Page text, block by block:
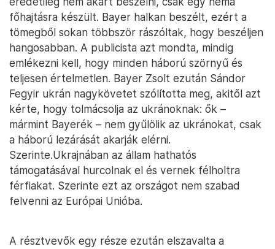
főhajtásra készült. Bayer halkan beszélt, ezért a
tömegből sokan többször rászóltak, hogy beszéljen
hangosabban. A publicista azt mondta, mindig
emlékezni kell, hogy minden háború szörnyű és
teljesen értelmetlen. Bayer Zsolt ezután Sándor
Fegyir ukrán nagykövetet szólította meg, akitől azt
kérte, hogy tolmácsolja az ukránoknak: ők –
mármint Bayerék – nem gyűlölik az ukránokat, csak
a háború lezárását akarják elérni.
Szerinte.Ukrajnában az állam hathatós
támogatásával hurcolnak el és vernek félholtra
férfiakat. Szerinte ezt az országot nem szabad
felvenni az Európai Unióba.
A résztvevők egy része ezután elszavalta a